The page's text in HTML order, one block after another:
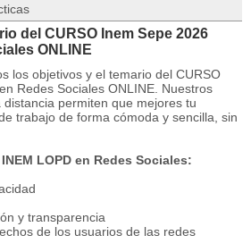
del CURSO Inem Sepe 2026
ONLINE
los objetivos y el temario del CURSO
Redes Sociales ONLINE. Nuestros
permiten que mejores tu
trabajo de forma cómoda y sencilla, sin
LOPD en Redes Sociales:
y transparencia
de los usuarios de las redes